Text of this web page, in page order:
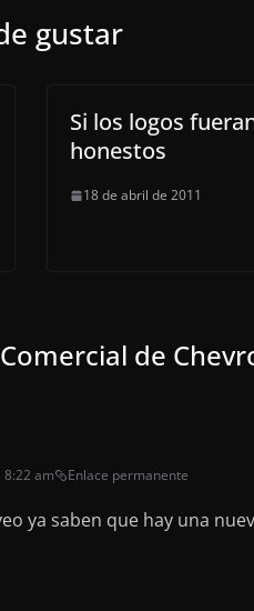
gustar
Si los logos
honestos
18 de abril de 2011
Comercial de
8:22 am Enlace permanente
ya saben que hay una